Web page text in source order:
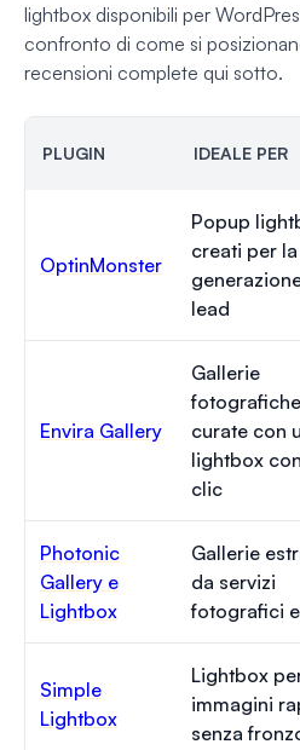
lightbox disponibili per
confronto di come si
recensioni complete qui sotto.
PLUGIN IDEALE PER
OptinMonster
Popup
creati per la
lead
Envira Gallery
Gallerie
fotografiche
curate con
lightbox
clic
Photonic
Gallery e
Lightbox
Gallerie
da servizi
fotografici
Simple
Lightbox
Lightbox
immagini
senza